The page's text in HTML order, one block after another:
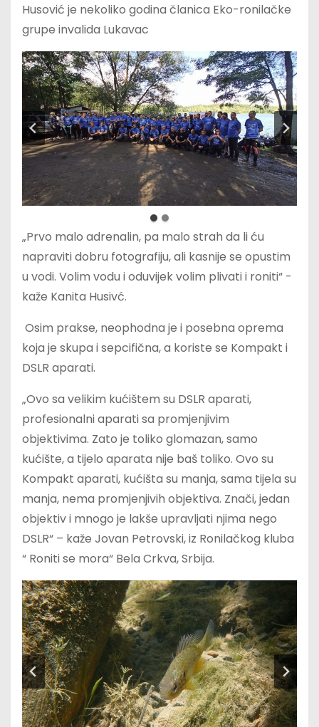
Husović je nekoliko godina članica Eko-ronilačke
grupe invalida Lukavac
„Prvo malo adrenalin, pa malo strah da li ću
napraviti dobru fotografiju, ali kasnije se opustim
u vodi. Volim vodu i oduvijek volim plivati i roniti“ -
kaže Kanita Husivć.
Osim prakse, neophodna je i posebna oprema
koja je skupa i sepcifična, a koriste se Kompakt i
DSLR aparati.
„Ovo sa velikim kućištem su DSLR aparati,
profesionalni aparati sa promjenjivim
objektivima. Zato je toliko glomazan, samo
kućište, a tijelo aparata nije baš toliko. Ovo su
Kompakt aparati, kućišta su manja, sama tijela su
manja, nema promjenjivih objektiva. Znači, jedan
objektiv i mnogo je lakše upravljati njima nego
DSLR“ – kaže Jovan Petrovski, iz Ronilačkog kluba
“ Roniti se mora“ Bela Crkva, Srbija.